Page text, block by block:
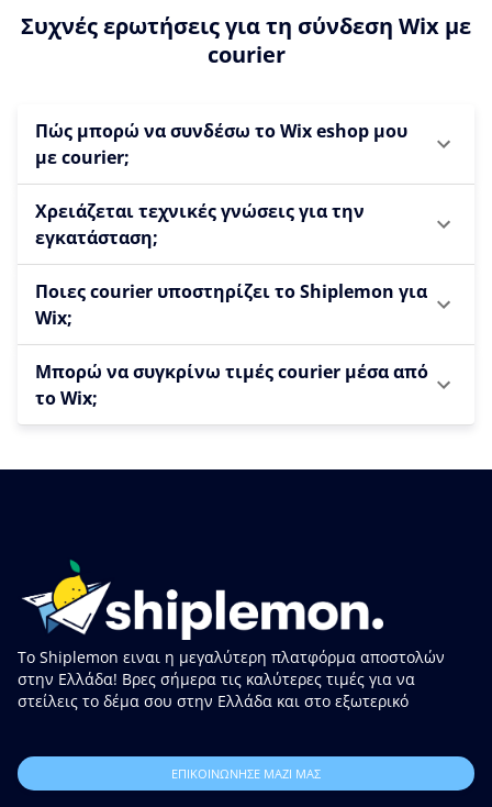
Συχνές ερωτήσεις για τη σύνδεση Wix με
courier
Πώς μπορώ να συνδέσω το Wix eshop μου
με courier;
Χρειάζεται τεχνικές γνώσεις για την
εγκατάσταση;
Ποιες courier υποστηρίζει το Shiplemon για
Wix;
Μπορώ να συγκρίνω τιμές courier μέσα από
το Wix;
Το Shiplemon ειναι η μεγαλύτερη πλατφόρμα αποστολών
στην Ελλάδα! Βρες σήμερα τις καλύτερες τιμές για να
στείλεις το δέμα σου στην Ελλάδα και στο εξωτερικό
ΕΠΙΚΟΙΝΩΝΗΣΕ ΜΑΖΙ ΜΑΣ